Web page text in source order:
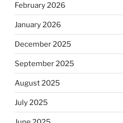
February 2026
January 2026
December 2025
September 2025
August 2025
July 2025